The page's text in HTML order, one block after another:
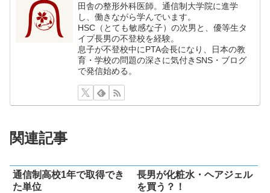
田舎の整形外科医師。通信制大学院に進学
し、働きながら学んでいます。
HSC（とても敏感な子）の次男と、優等生タ
イプ長男の不登校を経験。
息子が不登校中にPTA会長になり、日本の教
育・学校の問題の深さに気付きSNS・ブログ
で発信始める。
関連記事
通信制高校1年で取得でき
た単位
長男が化粧水・ヘアジェル
を買う？！